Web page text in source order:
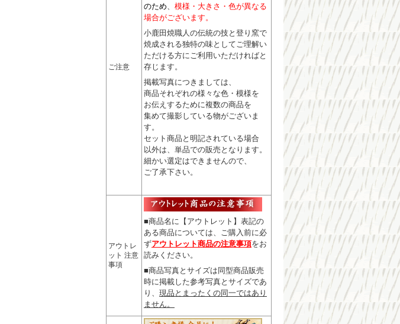
ご注意
のため、 模様・大きさ・色が異なる
場合がございます。
小鹿田焼職人の伝統の技と登り窯で
焼成される独特の味としてご理解い
ただける方にご利用いただければと
存じます。
掲載写真につきましては、
商品それぞれの様々な色・模様を
お伝えするために複数の商品を
集めて撮影している物がございま
す。
セット商品と明記されている場合
以外は、単品での販売となります。
細かい選定はできませんので、
ご了承下さい。
アウトレ
ット 注意
事項
■商品名に【アウトレット】表記の
ある商品については、 ご購入前に必
ずアウトレット商品の注意事項をお
読みください。
■商品写真とサイズは同型商品販売
時に掲載した参考写真とサイズであ
り、 現品とまったくの同一ではあり
ません。